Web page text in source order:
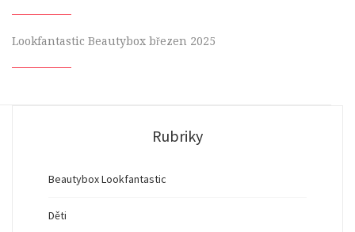
Lookfantastic Beautybox březen 2025
Rubriky
Beautybox Lookfantastic
Děti